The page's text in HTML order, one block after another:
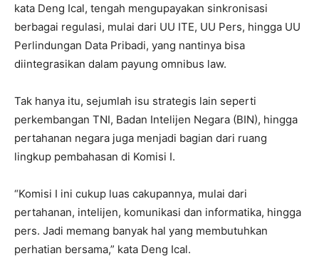
kata Deng Ical, tengah mengupayakan sinkronisasi
berbagai regulasi, mulai dari UU ITE, UU Pers, hingga UU
Perlindungan Data Pribadi, yang nantinya bisa
diintegrasikan dalam payung omnibus law.
Tak hanya itu, sejumlah isu strategis lain seperti
perkembangan TNI, Badan Intelijen Negara (BIN), hingga
pertahanan negara juga menjadi bagian dari ruang
lingkup pembahasan di Komisi I.
“Komisi I ini cukup luas cakupannya, mulai dari
pertahanan, intelijen, komunikasi dan informatika, hingga
pers. Jadi memang banyak hal yang membutuhkan
perhatian bersama,” kata Deng Ical.